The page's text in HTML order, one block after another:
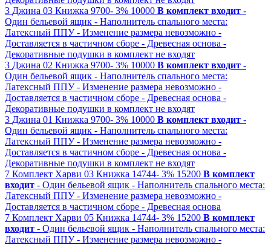
3 Джина 03 Книжка 9700- 3% 10000 В комплект входит -
Один бельевой ящик - Наполнитель спального места:
Латексный ППУ - Изменение размера невозможно -
Доставляется в частичном сборе - Древесная основа -
Декоративные подушки в комплект не входят
3 Джина 02 Книжка 9700- 3% 10000 В комплект входит -
Один бельевой ящик - Наполнитель спального места:
Латексный ППУ - Изменение размера невозможно -
Доставляется в частичном сборе - Древесная основа -
Декоративные подушки в комплект не входят
3 Джина 01 Книжка 9700- 3% 10000 В комплект входит -
Один бельевой ящик - Наполнитель спального места:
Латексный ППУ - Изменение размера невозможно -
Доставляется в частичном сборе - Древесная основа -
Декоративные подушки в комплект не входят
7 Комплект Харви 03 Книжка 14744- 3% 15200 В комплект
входит - Один бельевой ящик - Наполнитель спального места:
Латексный ППУ - Изменение размера невозможно -
Доставляется в частичном сборе - Древесная основа
7 Комплект Харви 05 Книжка 14744- 3% 15200 В комплект
входит - Один бельевой ящик - Наполнитель спального места:
Латексный ППУ - Изменение размера невозможно -